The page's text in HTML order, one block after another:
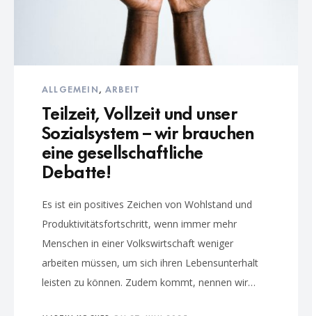
ALLGEMEIN,ARBEIT
Teilzeit, Vollzeit und unser
Sozialsystem – wir brauchen
eine gesellschaftliche
Debatte!
Es ist ein positives Zeichen von Wohlstand und
Produktivitätsfortschritt, wenn immer mehr
Menschen in einer Volkswirtschaft weniger
arbeiten müssen, um sich ihren Lebensunterhalt
leisten zu können. Zudem kommt, nennen wir…